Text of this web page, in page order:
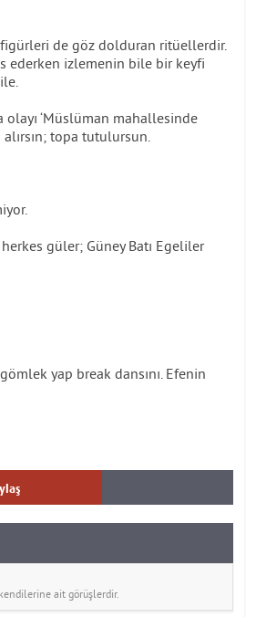
figürleri de göz dolduran ritüellerdir.
ederken izlemenin bile bir keyfi
‘Müslüman mahallesinde
topa tutulursun.
güler; Güney Batı Egeliler
yap break dansını. Efenin
ait görüşlerdir.